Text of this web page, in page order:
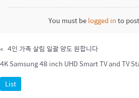
You must belogged into
« 4인 가족 살림 일괄 양도 원합니다
4K Samsung 48 inch UHD Smart TV and TV
List